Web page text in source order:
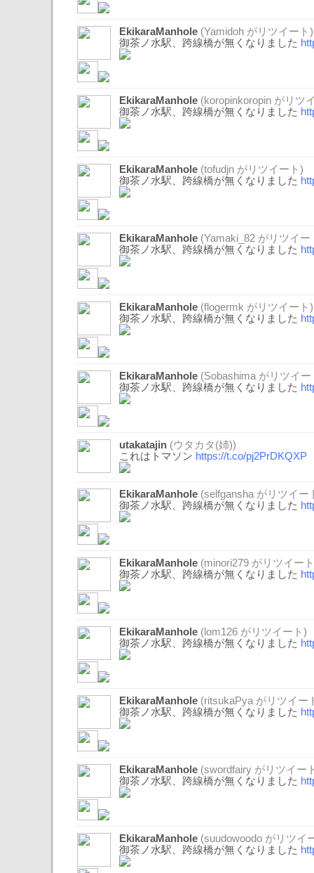
EkikaraManhole (Yamidoh がリツイート)
御茶ノ水駅、跨線橋が無くなりました
EkikaraManhole (koropinkoropin がリツ
御茶ノ水駅、跨線橋が無くなりました
EkikaraManhole (tofudjn がリツイート)
御茶ノ水駅、跨線橋が無くなりました
EkikaraManhole (Yamaki_82 がリツイー
御茶ノ水駅、跨線橋が無くなりました
EkikaraManhole (flogermk がリツイート)
御茶ノ水駅、跨線橋が無くなりました
EkikaraManhole (Sobashima がリツイー
御茶ノ水駅、跨線橋が無くなりました
utakatajin (ウタカタ(姉))
これはトマソン https://t.co/pj2PrDKQXP
EkikaraManhole (selfgansha がリツイー
御茶ノ水駅、跨線橋が無くなりました
EkikaraManhole (minori279 がリツイー
御茶ノ水駅、跨線橋が無くなりました
EkikaraManhole (lom126 がリツイート)
御茶ノ水駅、跨線橋が無くなりました
EkikaraManhole (ritsukaPya がリツイー
御茶ノ水駅、跨線橋が無くなりました
EkikaraManhole (swordfairy がリツイー
御茶ノ水駅、跨線橋が無くなりました
EkikaraManhole (suudowoodo がリツイ
御茶ノ水駅、跨線橋が無くなりました